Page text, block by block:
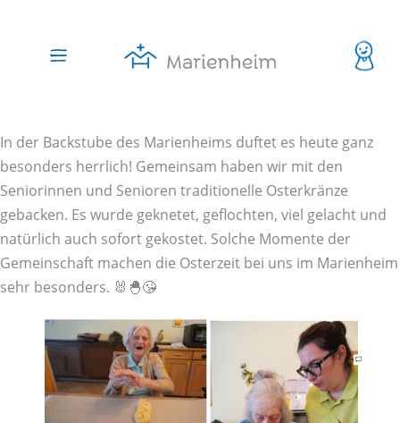
In der Backstube des Marienheims duftet es heute ganz
besonders herrlich! Gemeinsam haben wir mit den
Seniorinnen und Senioren traditionelle Osterkränze
gebacken. Es wurde geknetet, geflochten, viel gelacht und
natürlich auch sofort gekostet. Solche Momente der
Gemeinschaft machen die Osterzeit bei uns im Marienheim
sehr besonders. 🐰🐣😘